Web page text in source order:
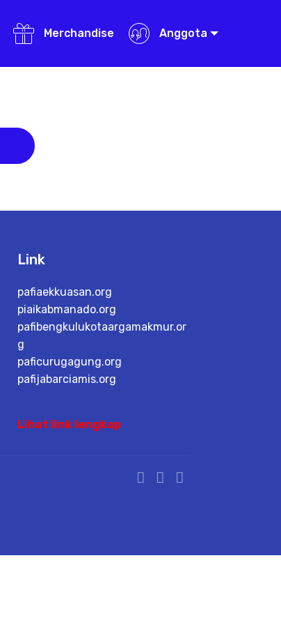
Merchandise Anggota
Link
pafiaekkuasan.org
piaikabmanado.org
pafibengkulukotaargamakmur.or
g
paficurugagung.org
pafijabarciamis.org
Lihat link lengkap